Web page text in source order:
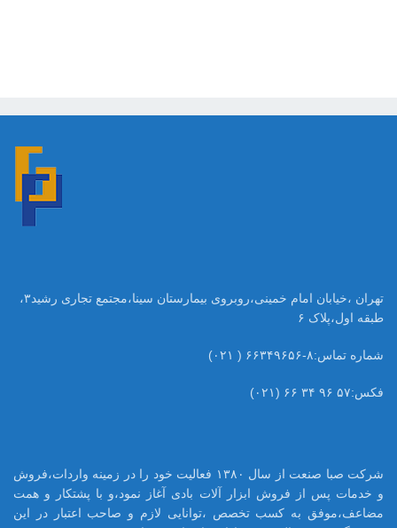
تهران ،خیابان امام خمینی،روبروی بیمارستان سینا،مجتمع تجاری رشید۳،
طبقه اول،پلاک ۶
شماره تماس:۸-۶۶۳۴۹۶۵۶ ( ۰۲۱)
فکس:۵۷ ۹۶ ۳۴ ۶۶ (۰۲۱)
شرکت صبا صنعت از سال ۱۳۸۰ فعالیت خود را در زمینه واردات،فروش
و خدمات پس از فروش ابزار آلات بادی آغاز نمود،و با پشتکار و همت
مضاعف،موفق به کسب تخصص ،توانایی لازم و صاحب اعتبار در این